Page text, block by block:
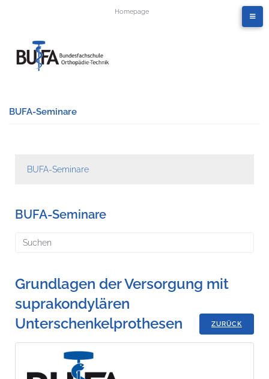
Homepage
BUFA-Seminare
BUFA-Seminare
BUFA-Seminare
Grundlagen der Versorgung mit
suprakondylären
Unterschenkelprothesen
ZURÜCK